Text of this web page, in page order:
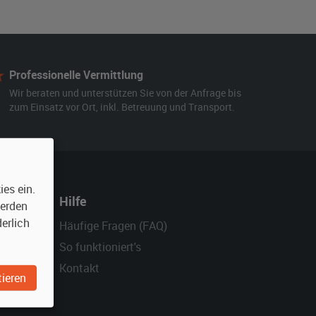
Professionelle Vermittlung
Wir beraten und unterstützen Sie von der Anfrage bis
zum Einsatz vor Ort, inkl. Betreuung und Transport.
Hilfe
Häufige Fragen (FAQ)
So funktioniert's
Kontakt
ein.